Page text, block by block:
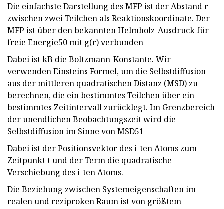
Die einfachste Darstellung des MFP ist der Abstand r
zwischen zwei Teilchen als Reaktionskoordinate. Der
MFP ist über den bekannten Helmholz-Ausdruck für
freie Energie50 mit g(r) verbunden
Dabei ist kB die Boltzmann-Konstante. Wir
verwenden Einsteins Formel, um die Selbstdiffusion
aus der mittleren quadratischen Distanz (MSD) zu
berechnen, die ein bestimmtes Teilchen über ein
bestimmtes Zeitintervall zurücklegt. Im Grenzbereich
der unendlichen Beobachtungszeit wird die
Selbstdiffusion im Sinne von MSD51
Dabei ist der Positionsvektor des i-ten Atoms zum
Zeitpunkt t und der Term die quadratische
Verschiebung des i-ten Atoms.
Die Beziehung zwischen Systemeigenschaften im
realen und reziproken Raum ist von größtem